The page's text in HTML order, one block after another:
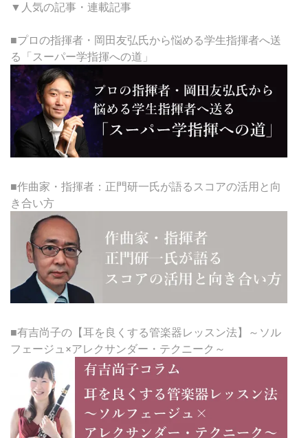
▼人気の記事・連載記事
■プロの指揮者・岡田友弘氏から悩める学生指揮者へ送
る「スーパー学指揮への道」
■作曲家・指揮者：正門研一氏が語るスコアの活用と向
き合い方
■有吉尚子の【耳を良くする管楽器レッスン法】～ソル
フェージュ×アレクサンダー・テクニーク～